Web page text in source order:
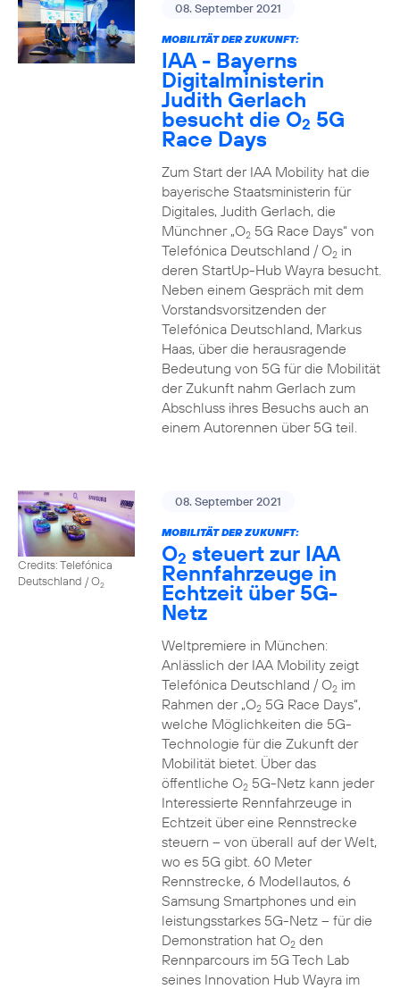
08. September 2021
MOBILITÄT DER ZUKUNFT:
IAA - Bayerns
Digitalministerin
Judith Gerlach
besucht die O2 5G
Race Days
Zum Start der IAA Mobility hat die
bayerische Staatsministerin für
Digitales, Judith Gerlach, die
Münchner „O25G Race Days“ von
Telefónica Deutschland / O2in
deren StartUp-Hub Wayra besucht.
Neben einem Gespräch mit dem
Vorstandsvorsitzenden der
Telefónica Deutschland, Markus
Haas, über die herausragende
Bedeutung von 5G für die Mobilität
der Zukunft nahm Gerlach zum
Abschluss ihres Besuchs auch an
einem Autorennen über 5G teil.
Credits: Telefónica
Deutschland / O2
08. September 2021
MOBILITÄT DER ZUKUNFT:
O2 steuert zur IAA
Rennfahrzeuge in
Echtzeit über 5G-
Netz
Weltpremiere in München:
Anlässlich der IAA Mobility zeigt
Telefónica Deutschland / O2im
Rahmen der „O25G Race Days“,
welche Möglichkeiten die 5G-
Technologie für die Zukunft der
Mobilität bietet. Über das
öffentliche O25G-Netz kann jeder
Interessierte Rennfahrzeuge in
Echtzeit über eine Rennstrecke
steuern – von überall auf der Welt,
wo es 5G gibt. 60 Meter
Rennstrecke, 6 Modellautos, 6
Samsung Smartphones und ein
leistungsstarkes 5G-Netz – für die
Demonstration hat O2den
Rennparcours im 5G Tech Lab
seines Innovation Hub Wayra im